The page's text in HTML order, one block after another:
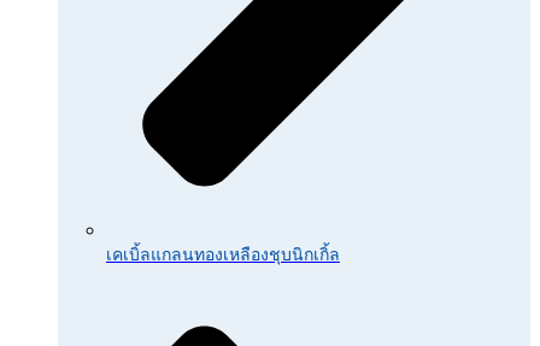
เคเบิ้ลแกลนทองเหลืองชุบนิกเกิ้ล